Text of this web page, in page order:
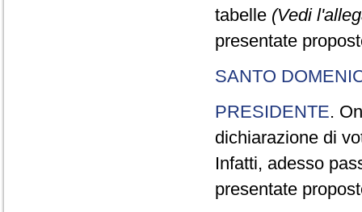
tabelle (Vedi
presentate
SANTO
PRESIDENTE.
dichiarazione di
Infatti, adesso
presentate